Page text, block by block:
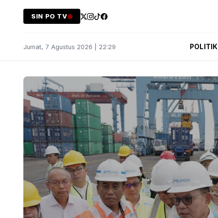
SIN PO TV
Jumat, 7 Agustus 2026 | 22:29 POLITIK